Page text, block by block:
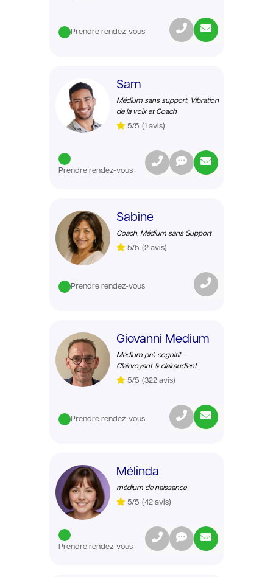
Prendre rendez-vous
Sam
Médium sans support, Vibration
de la voix et Coach
5/5 (1 avis)
Prendre rendez-vous
Sabine
Coach, Médium sans Support
5/5 (2 avis)
Prendre rendez-vous
Giovanni Medium
Médium pré-cognitif –
Clairvoyant & clairaudient
5/5 (322 avis)
Prendre rendez-vous
Mélinda
médium de naissance
5/5 (42 avis)
Prendre rendez-vous